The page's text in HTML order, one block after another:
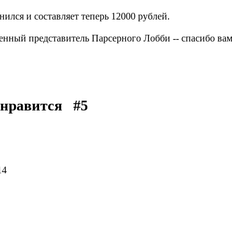
и составляет теперь 12000 рублей.
представитель Парсерного Лобби -- спасибо
#5